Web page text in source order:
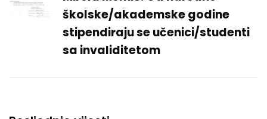
školske/akademske godine
stipendiraju se učenici/studenti
sa invaliditetom